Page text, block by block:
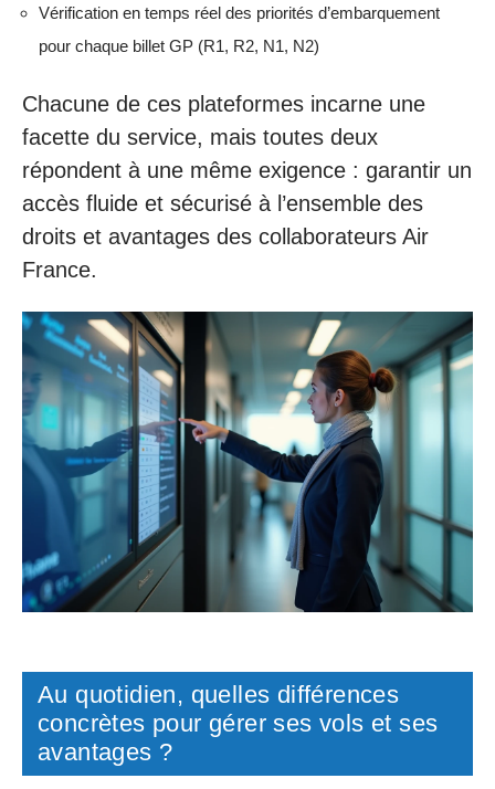
Vérification en temps réel des priorités d’embarquement
pour chaque billet GP (R1, R2, N1, N2)
Chacune de ces plateformes incarne une
facette du service, mais toutes deux
répondent à une même exigence : garantir un
accès fluide et sécurisé à l’ensemble des
droits et avantages des collaborateurs Air
France.
Au quotidien, quelles différences
concrètes pour gérer ses vols et ses
avantages ?